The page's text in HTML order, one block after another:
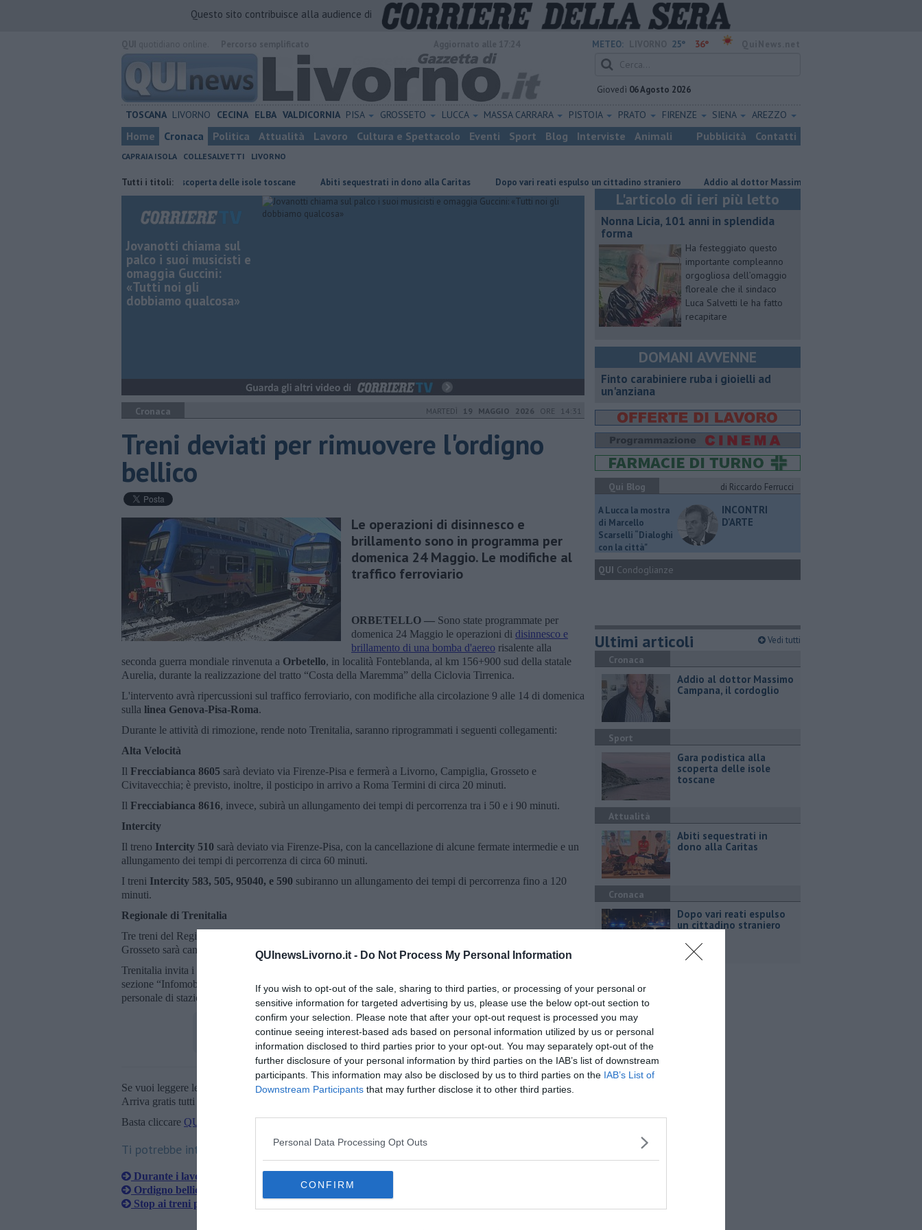
QUInewsLivorno.it - Do Not Process My Personal Information
If you wish to opt-out of the sale, sharing to third parties, or processing of your personal or
sensitive information for targeted advertising by us, please use the below opt-out section to
confirm your selection. Please note that after your opt-out request is processed you may
continue seeing interest-based ads based on personal information utilized by us or personal
information disclosed to third parties prior to your opt-out. You may separately opt-out of the
further disclosure of your personal information by third parties on the IAB’s list of downstream
participants. This information may also be disclosed by us to third parties on the IAB’s List of
Downstream Participants that may further disclose it to other third parties.
Personal Data Processing Opt Outs
CONFIRM
Questo sito contribuisce alla audience di
METEO: 25° 36°
Giovedì 06 Agosto 2026
TOSCANA LIVORNO CECINA ELBA VALDICORNIA PISA GROSSETO LUCCA MASSA CARRARA PISTOIA PRATO FIRENZE SIENA AREZZO
Home Cronaca Politica Attualità Lavoro Cultura e Spettacolo Eventi Sport Blog Interviste Animali Pubblicità Contatti
CAPRAIA ISOLA COLLESALVETTI LIVORNO
Tutti i titoli:
Gara podistica alla scoperta delle isole toscane Abiti sequestrati in dono alla Caritas Dopo vari reati espulso un cittadino straniero Addio al dottor Massimo Campana, il cordoglio
Jovanotti chiama sul
palco i suoi musicisti e
omaggia Guccini:
«Tutti noi gli
dobbiamo qualcosa»
Cronaca MARTEDÌ 19 MAGGIO 2026 ORE 14:31
Treni deviati per rimuovere l'ordigno
bellico
Le operazioni di disinnesco e
brillamento sono in programma per
domenica 24 Maggio. Le modifiche al
traffico ferroviario
ORBETELLO — Sono state programmate per
domenica 24 Maggio le operazioni di disinnesco e
brillamento di una bomba d'aereo risalente alla
seconda guerra mondiale rinvenuta a Orbetello, in località Fonteblanda, al km 156+900 sud della statale
Aurelia, durante la realizzazione del tratto “Costa della Maremma” della Ciclovia Tirrenica.
L'intervento avrà ripercussioni sul traffico ferroviario, con modifiche alla circolazione 9 alle 14 di domenica
sulla linea Genova-Pisa-Roma.
Durante le attività di rimozione, rende noto Trenitalia, saranno riprogrammati i seguenti collegamenti:
Alta Velocità
Il Frecciabianca 8605 sarà deviato via Firenze-Pisa e fermerà a Livorno, Campiglia, Grosseto e
Civitavecchia; è previsto, inoltre, il posticipo in arrivo a Roma Termini di circa 20 minuti.
Il Frecciabianca 8616, invece, subirà un allungamento dei tempi di percorrenza tra i 50 e i 90 minuti.
Intercity
Il treno Intercity 510 sarà deviato via Firenze-Pisa, con la cancellazione di alcune fermate intermedie e un
allungamento dei tempi di percorrenza di circa 60 minuti.
I treni Intercity 583, 505, 95040, e 590 subiranno un allungamento dei tempi di percorrenza fino a 120
minuti.
Regionale di Trenitalia
Tre treni del Regionale di Trenitalia avranno origine o termine corsa a Grosseto. Il
Grosseto sarà cancellato.
Trenitalia invita i viaggiatori ad informarsi per programmare il viaggio attraverso i canali di acquisto, la
sezione “Infomobilità” su sito e App, chiamando il call center gratuito 800 89 20 21 o rivolgendosi al
personale di stazione.
Se vuoi leggere le notizie principali della Toscana iscriviti allaNewsletter QUInews - ToscanaMedia.
Arriva gratis tutti i giorni alle 20:00 direttamente nella tua casella di posta.
Basta cliccare QUI
Ti potrebbe interessare anche:
Durante i lavori per la ciclovia spunta una bomba d'aereo
Ordigno bellico spunta nell'area verde del condominio
Stop ai treni per rimuovere un ordigno di guerra
L'articolo di ieri più letto
Nonna Licia, 101 anni in splendida
forma
Ha festeggiato questo
importante compleanno
orgogliosa dell’omaggio
floreale che il sindaco
Luca Salvetti le ha fatto
recapitare
DOMANI AVVENNE
Finto carabiniere ruba i gioielli ad
un'anziana
Qui Blog
di Riccardo Ferrucci
A Lucca la mostra
di Marcello
Scarselli “Dialoghi
con la città"
INCONTRI
D'ARTE
QUI Condoglianze
Ultimi articoli Vedi tutti
Cronaca
Addio al dottor Massimo
Campana, il cordoglio
Sport
Gara podistica alla
scoperta delle isole
toscane
Attualità
Abiti sequestrati in
dono alla Caritas
Cronaca
Dopo vari reati espulso
un cittadino straniero